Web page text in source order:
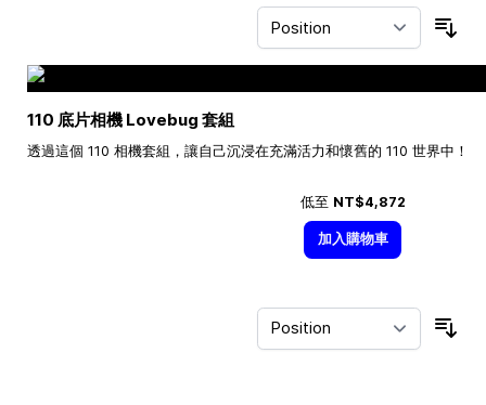
110 底片相機 Lovebug 套組
透過這個 110 相機套組，讓自己沉浸在充滿活力和懷舊的 110 世界中！
低至 NT$4,872
加入購物車